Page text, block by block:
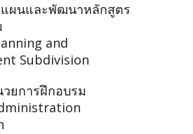
แผนและพัฒนาหลักสูตร
and
Subdivision
ยการฝึกอบรม